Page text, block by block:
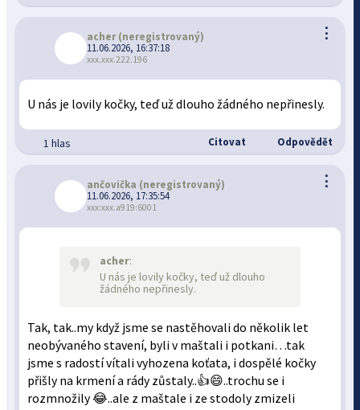
⋮
acher(neregistrovaný)
11.06.2026, 16:37:18
xxx.xxx.222.196
U nás je lovily kočky, teď už dlouho žádného nepřinesly.
1 hlas Citovat Odpovědět
⋮
ančovička (neregistrovaný)
11.06.2026, 17:35:54
xxx:xxx.a919:6001
acher:
U nás je lovily kočky, teď už dlouho
žádného nepřinesly.
Tak, tak..my když jsme se nastěhovali do několik let
neobývaného stavení, byli v maštali i potkani…tak
jsme s radostí vítali vyhozena koťata, i dospělé kočky
přišly na krmení a rády zůstaly..👍😄..trochu se i
rozmnožily 😂..ale z maštale i ze stodoly zmizeli